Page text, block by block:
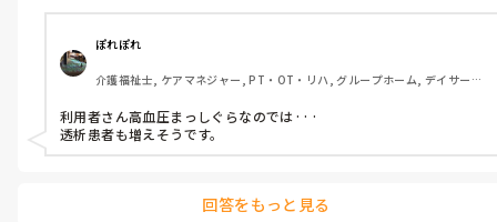
ぽれぽれ
介護福祉士, ケアマネジャー, PT・OT・リハ, グループホーム, デイサービ
利用者さん高血圧まっしぐらなのでは···
透析患者も増えそうです。
回答をもっと見る